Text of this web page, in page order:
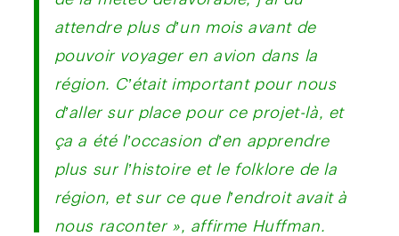
attendre plus d’un mois avant de
pouvoir voyager en avion dans la
région. C’était important pour nous
d’aller sur place pour ce projet-là, et
ça a été l’occasion d’en apprendre
plus sur l’histoire et le folklore de la
région, et sur ce que l’endroit avait à
nous raconter », affirme Huffman.